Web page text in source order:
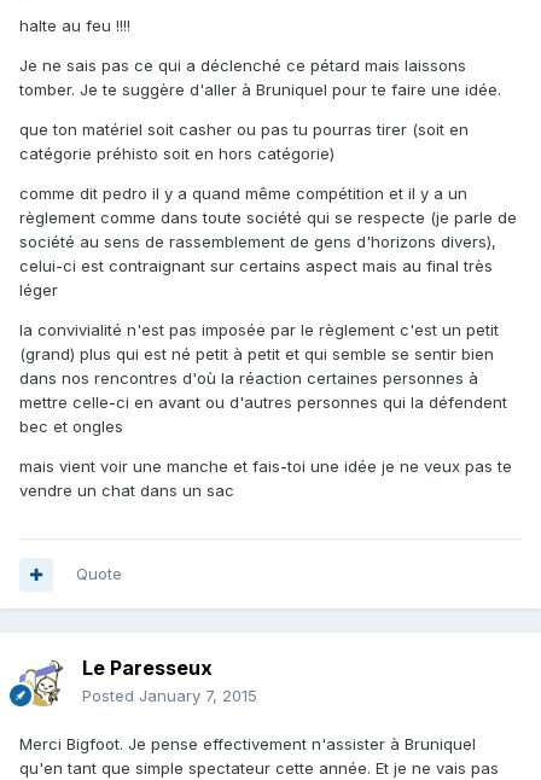
halte au feu !!!!
Je ne sais pas ce qui a déclenché ce pétard mais laissons
tomber. Je te suggère d'aller à Bruniquel pour te faire une idée.
que ton matériel soit casher ou pas tu pourras tirer (soit en
catégorie préhisto soit en hors catégorie)
comme dit pedro il y a quand même compétition et il y a un
règlement comme dans toute société qui se respecte (je parle de
société au sens de rassemblement de gens d'horizons divers),
celui-ci est contraignant sur certains aspect mais au final très
léger
la convivialité n'est pas imposée par le règlement c'est un petit
(grand) plus qui est né petit à petit et qui semble se sentir bien
dans nos rencontres d'où la réaction certaines personnes à
mettre celle-ci en avant ou d'autres personnes qui la défendent
bec et ongles
mais vient voir une manche et fais-toi une idée je ne veux pas te
vendre un chat dans un sac
Quote
Le Paresseux
Posted January 7, 2015
Merci Bigfoot. Je pense effectivement n'assister à Bruniquel
qu'en tant que simple spectateur cette année. Et je ne vais pas